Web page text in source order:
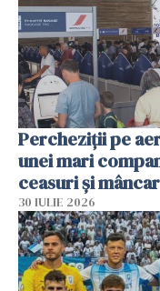
Percheziții pe
unei mari
ceasuri și
30 IULIE 2026